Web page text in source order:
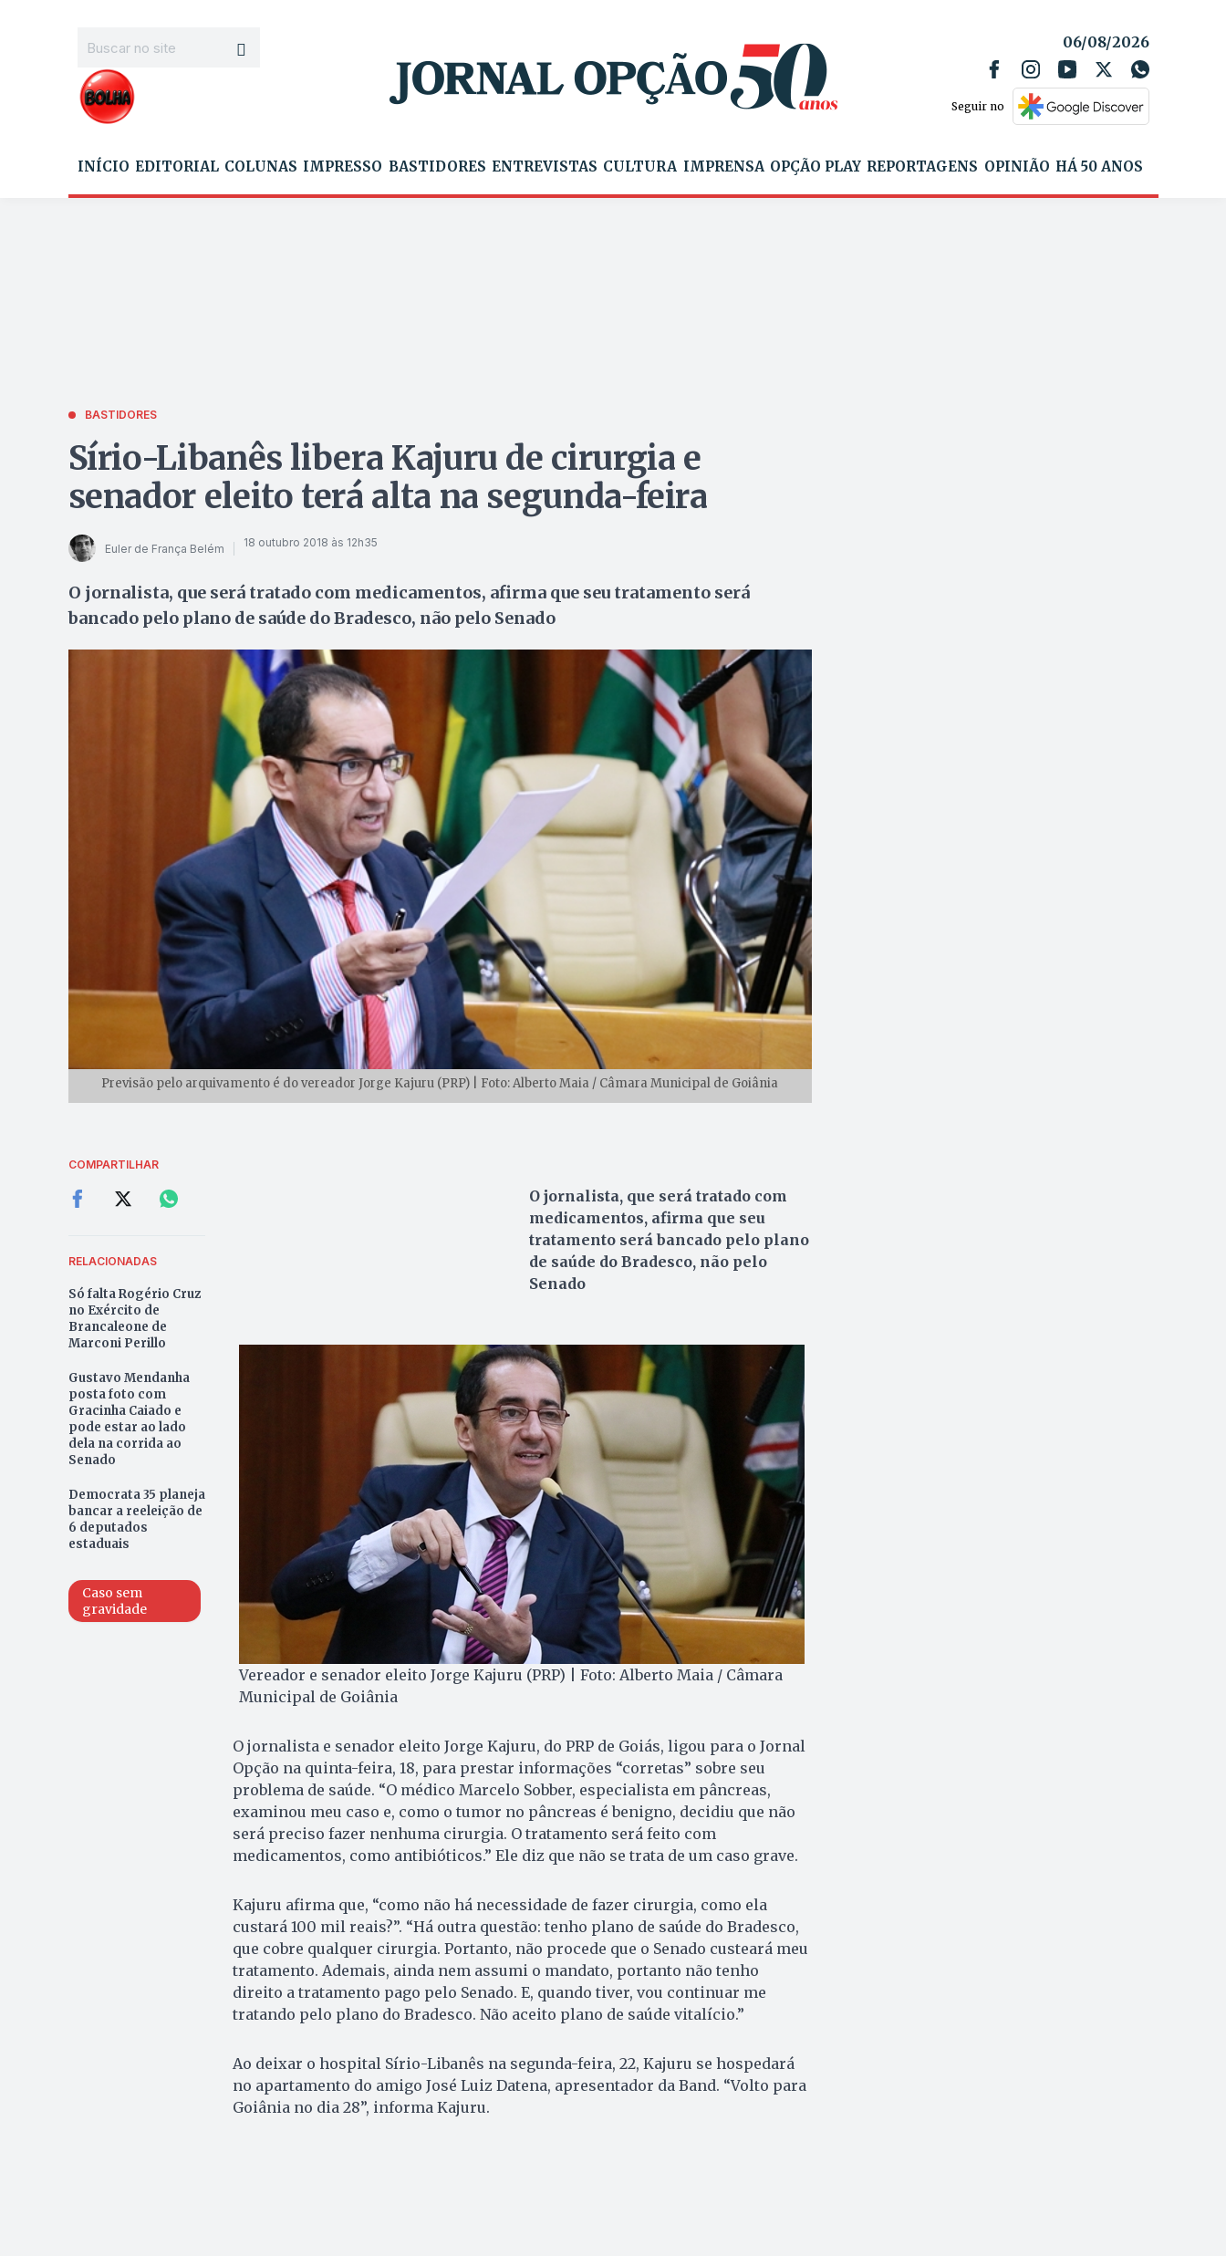
06/08/2026
Seguir no
INÍCIO EDITORIAL COLUNAS IMPRESSO BASTIDORES ENTREVISTAS CULTURA IMPRENSA OPÇÃO PLAY REPORTAGENS OPINIÃO HÁ 50 ANOS
BASTIDORES
Sírio-Libanês libera Kajuru de cirurgia e
senador eleito terá alta na segunda-feira
Euler de França Belém 18 outubro 2018 às 12h35
O jornalista, que será tratado com medicamentos, afirma que seu tratamento será
bancado pelo plano de saúde do Bradesco, não pelo Senado
Previsão pelo arquivamento é do vereador Jorge Kajuru (PRP) | Foto: Alberto Maia / Câmara Municipal de Goiânia
COMPARTILHAR
RELACIONADAS
Só falta Rogério Cruz
no Exército de
Brancaleone de
Marconi Perillo
Gustavo Mendanha
posta foto com
Gracinha Caiado e
pode estar ao lado
dela na corrida ao
Senado
Democrata 35 planeja
bancar a reeleição de
6 deputados
estaduais
Caso sem
gravidade
O jornalista, que será tratado com
medicamentos, afirma que seu
tratamento será bancado pelo plano
de saúde do Bradesco, não pelo
Senado
Vereador e senador eleito Jorge Kajuru (PRP) | Foto: Alberto Maia / Câmara
Municipal de Goiânia
O jornalista e senador eleito Jorge Kajuru, do PRP de Goiás, ligou para o Jornal
Opção na quinta-feira, 18, para prestar informações “corretas” sobre seu
problema de saúde. “O médico Marcelo Sobber, especialista em pâncreas,
examinou meu caso e, como o tumor no pâncreas é benigno, decidiu que não
será preciso fazer nenhuma cirurgia. O tratamento será feito com
medicamentos, como antibióticos.” Ele diz que não se trata de um caso grave.
Kajuru afirma que, “como não há necessidade de fazer cirurgia, como ela
custará 100 mil reais?”. “Há outra questão: tenho plano de saúde do Bradesco,
que cobre qualquer cirurgia. Portanto, não procede que o Senado custeará meu
tratamento. Ademais, ainda nem assumi o mandato, portanto não tenho
direito a tratamento pago pelo Senado. E, quando tiver, vou continuar me
tratando pelo plano do Bradesco. Não aceito plano de saúde vitalício.”
Ao deixar o hospital Sírio-Libanês na segunda-feira, 22, Kajuru se hospedará
no apartamento do amigo José Luiz Datena, apresentador da Band. “Volto para
Goiânia no dia 28”, informa Kajuru.